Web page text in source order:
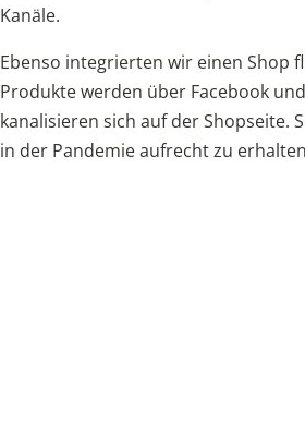
Kanäle.
Ebenso integrierten wir einen Shop
Produkte werden über Facebook
kanalisieren sich auf der Shopseite.
in der Pandemie aufrecht zu